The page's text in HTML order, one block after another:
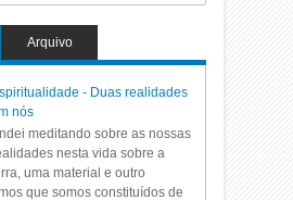
Arquivo
- Duas realidades
nós
meditando sobre as nossas
nesta vida sobre a
uma material e outro
que somos constituídos de